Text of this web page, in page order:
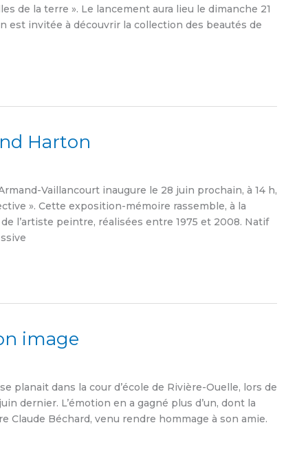
de la terre ». Le lancement aura lieu le dimanche 21
est invitée à découvrir la collection des beautés de
Harton
Vaillancourt inaugure le 28 juin prochain, à 14 h,
». Cette exposition-mémoire rassemble, à la
l’artiste peintre, réalisées entre 1975 et 2008. Natif
image
planait dans la cour d’école de Rivière-Ouelle, lors de
dernier. L’émotion en a gagné plus d’un, dont la
Béchard, venu rendre hommage à son amie.